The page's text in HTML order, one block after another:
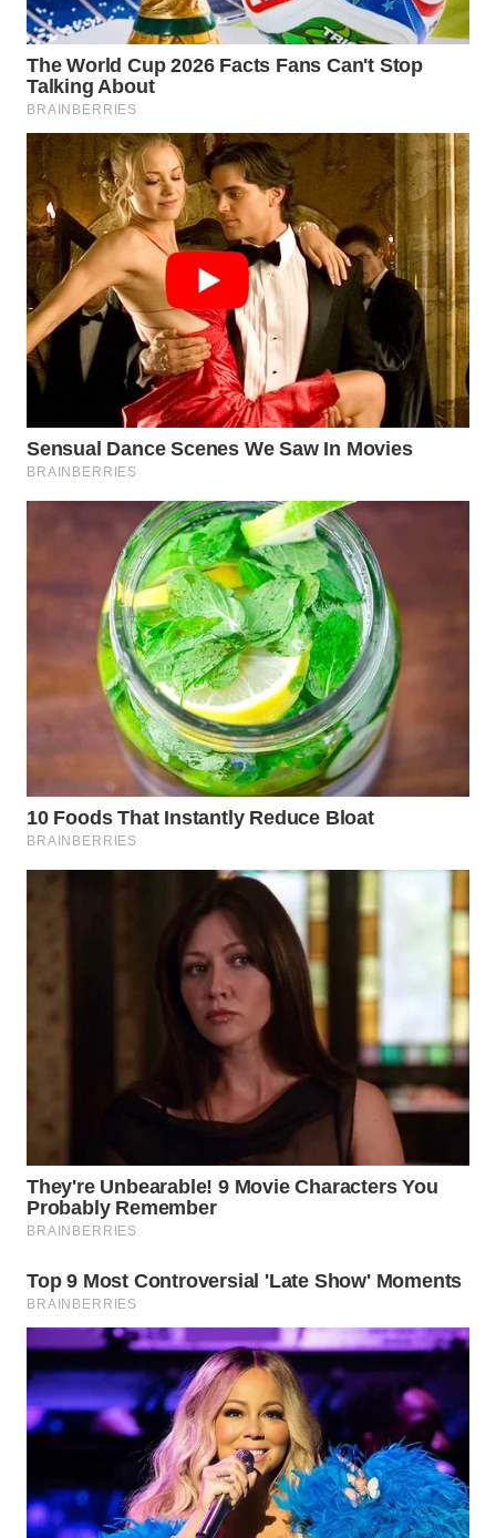
LAWAS
WN
SUMEDANG
CIANJUR
WN
KEPULAUAN
SERIBU
WN
TANGERANG
BINJAI
WN
INDRAMAYU
KUNINGAN
MAJALENGKA
WN
WN
SEMARANG
SOLO
WN
BOROBUDUR
WN
WN